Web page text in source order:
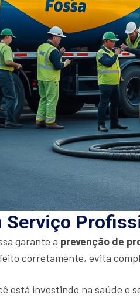
Serviço
garante a prevenção de
corretamente, evita
está investindo na saúde e